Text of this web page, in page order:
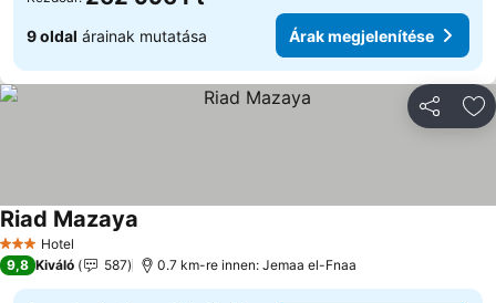
9 oldal árainak mutatása Árak megjelenítése
3 Kategória
Hotel
Riad Mazaya
9,8 Kiváló 587 0.7 km-re innen: Jemaa el-Fnaa